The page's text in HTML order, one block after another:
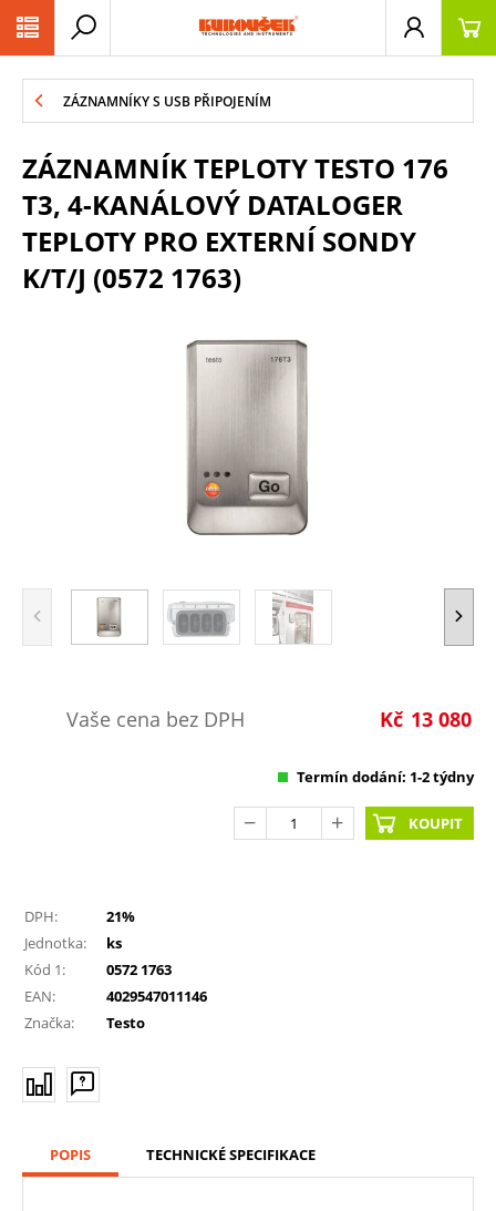
ZÁZNAMNÍKY S USB PŘIPOJENÍM
ZÁZNAMNÍK TEPLOTY TESTO 176
T3, 4-KANÁLOVÝ DATALOGER
TEPLOTY PRO EXTERNÍ SONDY
K/T/J (0572 1763)
Vaše cena bez DPH 13 080
Kč
Termín dodání: 1-2 týdny
KOUPIT
DPH:
21%
Jednotka:
ks
Kód 1:
0572 1763
EAN:
4029547011146
Značka:
Testo
POPIS TECHNICKÉ SPECIFIKACE